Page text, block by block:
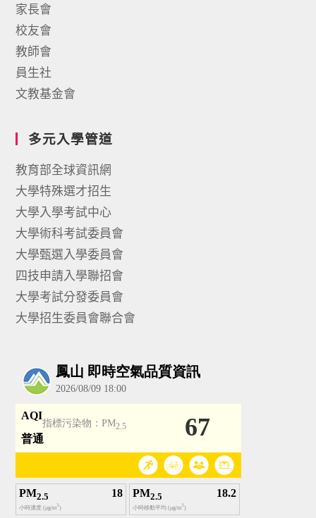
家長會
校友會
教師會
員生社
文教基金會
多元入學管道
教育部全球資訊網
大學特殊選才招生
大學入學考試中心
大學術科考試委員會
大學甄選入學委員會
四技申請入學聯招會
大學考試分發委員會
大學招生委員會聯合會